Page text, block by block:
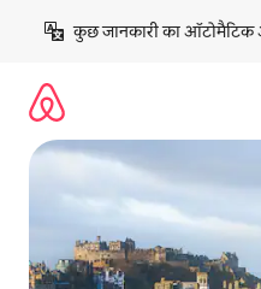
छोड़कर
कॉन्टेंट
कुछ जानकारी का ऑटोमैटिक